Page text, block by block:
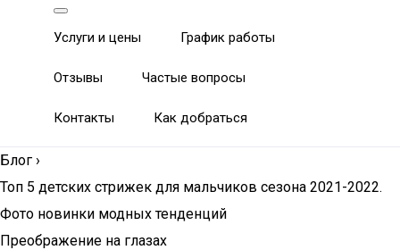
Услуги и цены График работы
Отзывы Частые вопросы
Контакты Как добраться
Блог ›
Топ 5 детских стрижек для мальчиков сезона 2021-2022.
Фото новинки модных тенденций
Преображение на глазах